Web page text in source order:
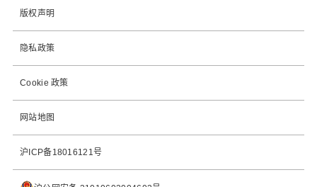
版权声明
隐私政策
Cookie 政策
网站地图
沪ICP备18016121号